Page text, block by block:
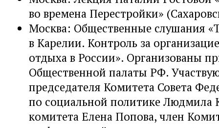
во времена Перестройки»
Москва: Общественные слушания
в Карелии. Контроль за
отдыха в России». Организованы
Общественной палаты РФ.
председателя Комитета Совета
по социальной политике Людмила
комитета Елена Попова, член